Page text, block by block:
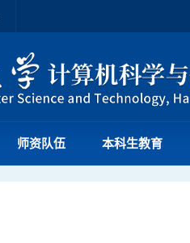
师资队伍 本科生教育